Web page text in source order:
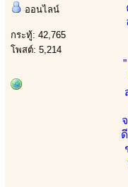
ออนไลน์
กระทู้: 42,765
โพสต์: 5,214